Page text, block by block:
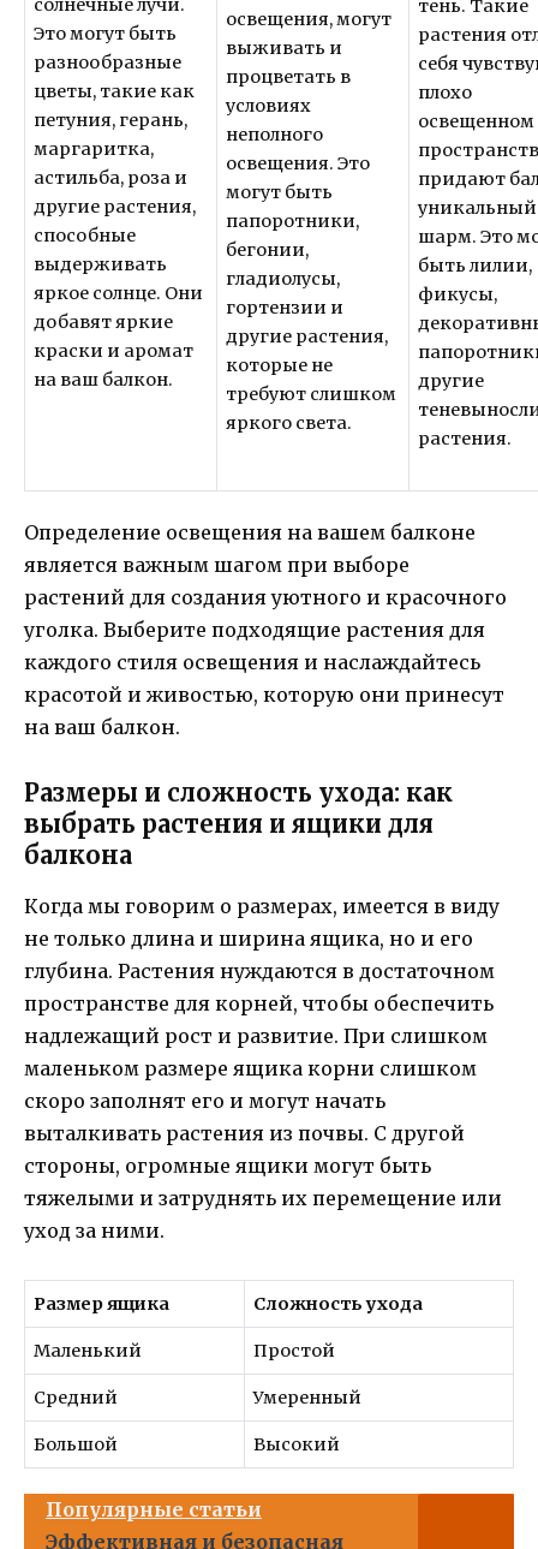
солнечные лучи.
Это могут быть
разнообразные
цветы, такие как
петуния, герань,
маргаритка,
астильба, роза и
другие растения,
способные
выдерживать
яркое солнце. Они
добавят яркие
краски и аромат
на ваш балкон.
освещения, могут
выживать и
процветать в
условиях
неполного
освещения. Это
могут быть
папоротники,
бегонии,
гладиолусы,
гортензии и
другие растения,
которые не
требуют слишком
яркого света.
тень. Такие
растения
себя
плохо
освещенном
придают
уникальный
шарм. Это
быть лилии,
фикусы,
другие
растения.
Определение освещения на вашем балконе
является важным шагом при выборе
растений для создания уютного и красочного
уголка. Выберите подходящие растения для
каждого стиля освещения и наслаждайтесь
красотой и живостью, которую они принесут
на ваш балкон.
Размеры и сложность ухода: как
выбрать растения и ящики для
балкона
Когда мы говорим о размерах, имеется в виду
не только длина и ширина ящика, но и его
глубина. Растения нуждаются в достаточном
пространстве для корней, чтобы обеспечить
надлежащий рост и развитие. При слишком
маленьком размере ящика корни слишком
скоро заполнят его и могут начать
выталкивать растения из почвы. С другой
стороны, огромные ящики могут быть
тяжелыми и затруднять их перемещение или
уход за ними.
Размер ящика Сложность ухода
Маленький Простой
Средний Умеренный
Большой Высокий
Популярные статьи
Эффективная и безопасная